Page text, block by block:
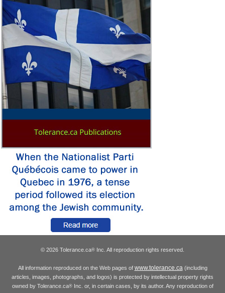
© 2026 Tolerance.ca® Inc. All reproduction rights reserved.
All information reproduced on the Web pages of www.tolerance.ca(including
articles, images, photographs, and logos) is protected by intellectual property rights
owned by Tolerance.ca®Inc. or, in certain cases, by its author. Any reproduction of